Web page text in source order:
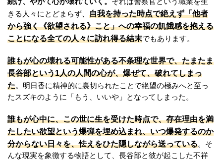
きる人々にとどまらず、 自我を持った時点で絶えず「他者
から強く《欲望される》こと」への幸福の飢餓感を抱える
ことになる全ての人々に訪れ得る結末でもあります。
誰もが心の壊れる可能性がある不条理な世界で、たまたま
長谷部という1人の人間の心が、爆ぜて、破れてしまっ
た。明日香に精神的に裏切られたことで絶望の極みへと至っ
たスズキのように「もう、いいや」となってしまった。
誰もが心中に、この世に生を受けた時点で、存在理由を満
たしたい欲望という爆弾を埋め込まれ、いつ爆発するのか
分からない日々を、怯えをひた隠しながら送っている。そ
んな現実を象徴する物語として、長谷部と彼が起こした不祥